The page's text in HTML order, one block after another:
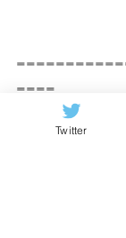
====
原記事（
Report）
Twitter